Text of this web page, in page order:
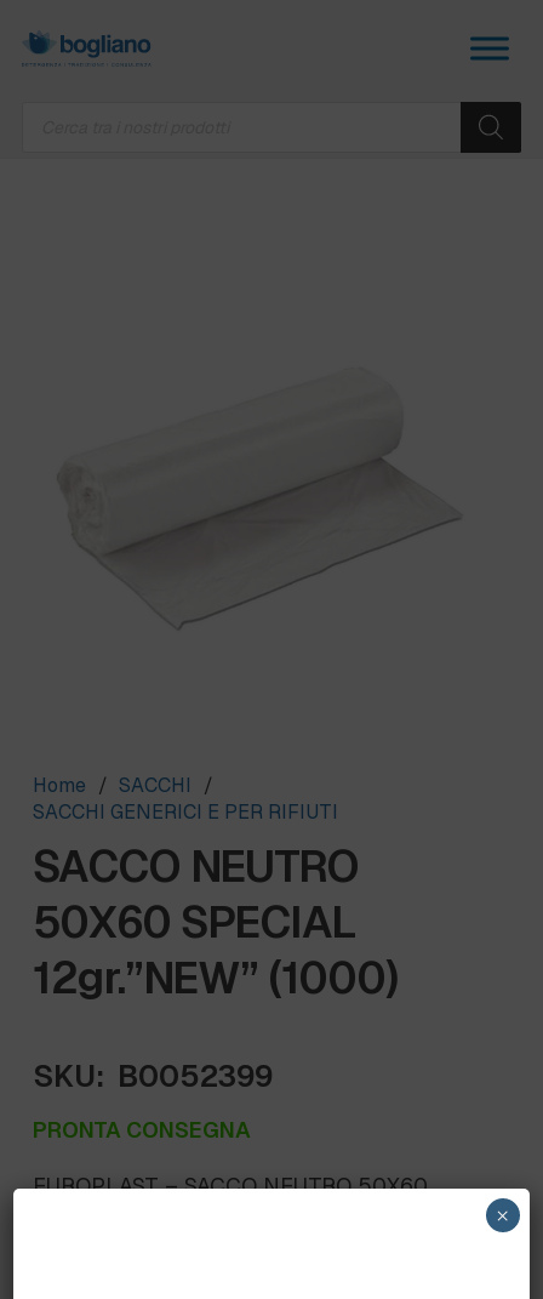
Home / SACCHI
/
SACCHI GENERICI E PER RIFIUTI
SACCO NEUTRO
50X60 SPECIAL
12gr.”NEW” (1000)
SKU: B0052399
PRONTA CONSEGNA
EUROPLAST – SACCO NEUTRO 50X60
×